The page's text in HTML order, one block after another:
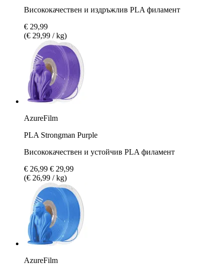
Висококачествен и издръжлив PLA филамент
€ 29,99
(€ 29,99 / kg)
AzureFilm
PLA Strongman Purple
Висококачествен и устойчив PLA филамент
€ 26,99 € 29,99
(€ 26,99 / kg)
AzureFilm